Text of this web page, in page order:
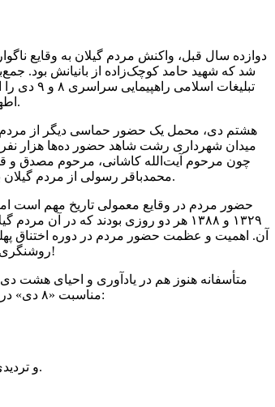
اطهار (س) داشتند، این کافی و راضی‌کننده نشد و آن‌ها نهم دی‌ماه مجدداً در میدان شهرداری رشت مجتمع شدند.
میدان شهرداری رشت شاهد حضور ده‌ها هزار نفر
محمدباقر رسولی از مردم گیلان برای این تجمع، نشانه اهمیت و تأثیرگذاری میتینگ ۸ دی بود. (شرحی از این ماجرا در کتاب تاریخ گیلان دکتر ناصر عظیمی در دسترس است).
حضور مردم در وقایع معمولی تاریخ مهم است
۱۳۲۹ و ۱۳۸۸ هر دو روزی بودند که در
روشنگری در این موضوع می‌گفت ما گاهی برای انتخاب سخنران مراسمات، با امتناع اکثر خواص از سخنرانی روبرو می‌شدیم!
متأسفانه هنوز هم در یادآوری و احیای هشت
مناسبت «۸ دی» در گیلان، به‌خاطر آن پیشینه تاریخی، می‌تواند نماد و یادآور زمان‌های مختلفی شود که این استان پیشگام و تعیین‌کننده شده است:
و تردیدی که بر ما برای احیای ۸ دی حکمفرماست نشان می‌دهد پرچمداری پاسداشت این روز نیز باید به‌دست مردم بیفتد.